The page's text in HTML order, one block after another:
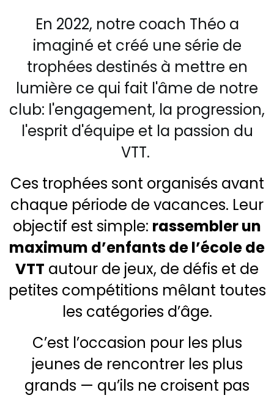
En 2022, notre coach Théo a
imaginé et créé une série de
trophées destinés à mettre en
lumière ce qui fait l'âme de notre
club: l'engagement, la progression,
l'esprit d'équipe et la passion du
VTT.
Ces trophées sont organisés avant
chaque période de vacances. Leur
objectif est simple: rassembler un
maximum d’enfants de l’école de
VTT autour de jeux, de défis et de
petites compétitions mêlant toutes
les catégories d’âge.
C’est l’occasion pour les plus
jeunes de rencontrer les plus
grands — qu’ils ne croisent pas